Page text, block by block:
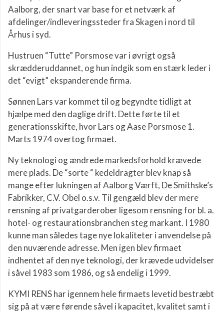
Aalborg, der snart var base for et netværk af
afdelinger/indleveringssteder fra Skagen i nord til
Århus i syd.
Hustruen “Tutte” Porsmose var i øvrigt også
skrædderuddannet, og hun indgik som en stærk leder i
det “evigt” ekspanderende firma.
Sønnen Lars var kommet til og begyndte tidligt at
hjælpe med den daglige drift. Dette førte til et
generationsskifte, hvor Lars og Aase Porsmose 1.
Marts 1974 overtog firmaet.
Ny teknologi og ændrede markedsforhold krævede
mere plads. De “sorte “ kedeldragter blev knap så
mange efter lukningen af Aalborg Værft, De Smithske’s
Fabrikker, C.V. Obel o.s.v. Til gengæld blev der mere
rensning af privatgarderober ligesom rensning for bl. a.
hotel- og restaurationsbranchen steg markant. I 1980
kunne man således tage nye lokaliteter i anvendelse på
den nuværende adresse. Men igen blev firmaet
indhentet af den nye teknologi, der krævede udvidelser
i såvel 1983 som 1986, og så endelig i 1999.
KYMI RENS har igennem hele firmaets levetid bestræbt
sig på at være førende såvel i kapacitet, kvalitet samt i